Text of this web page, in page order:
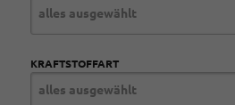
alles ausgewählt
KRAFTSTOFFART
alles ausgewählt